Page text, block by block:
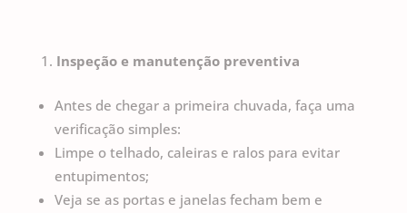
Inspeção e manutenção preventiva
Antes de chegar a primeira chuvada, faça uma
verificação simples:
Limpe o telhado, caleiras e ralos para evitar
entupimentos;
Veja se as portas e janelas fecham bem e